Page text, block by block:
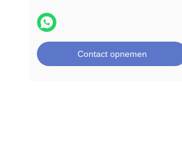
Contact opnemen